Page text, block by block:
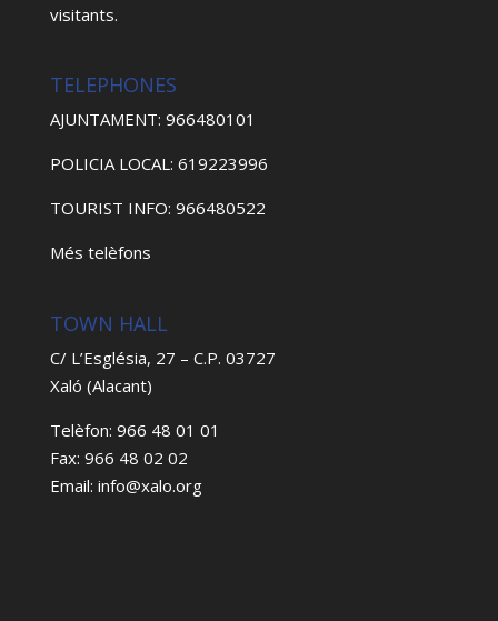
visitants.
TELEPHONES
AJUNTAMENT: 966480101
POLICIA LOCAL: 619223996
TOURIST INFO: 966480522
Més telèfons
TOWN HALL
C/ L’Església, 27 – C.P. 03727
Xaló (Alacant)
Telèfon: 966 48 01 01
Fax: 966 48 02 02
Email: info@xalo.org